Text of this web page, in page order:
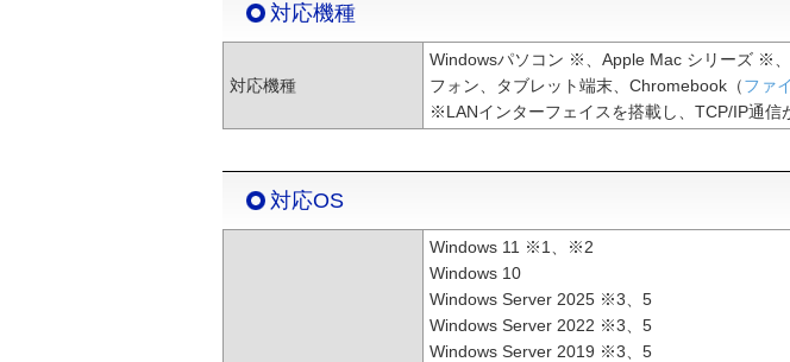
対応機種
対応機種
Windowsパソコン ※、Apple Mac シリーズ ※
フォン、タブレット端末、Chromebook（ファ
※LANインターフェイスを搭載し、TCP/IP通信
対応OS
Windows 11 ※1、※2
Windows 10
Windows Server 2025 ※3、5
Windows Server 2022 ※3、5
Windows Server 2019 ※3、5